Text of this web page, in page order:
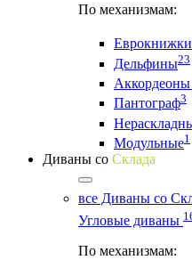
По механизмам:
Еврокнижки
Дельфины23
Аккордеоны
Пантограф3
Модульные1
Диваны со Склада
все Диваны со
Угловые диваны
По механизмам: